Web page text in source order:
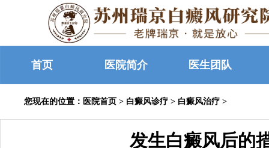
首页 医院简介 医生团队
您现在的位置： 医院首页 > 白癜风诊疗 > 白癜风治疗 >
发生白癜风后的